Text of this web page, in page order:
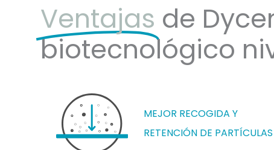
Ventajas de
biotecnológico
MEJOR RECOGIDA Y
RETENCIÓN DE PARTÍCULAS